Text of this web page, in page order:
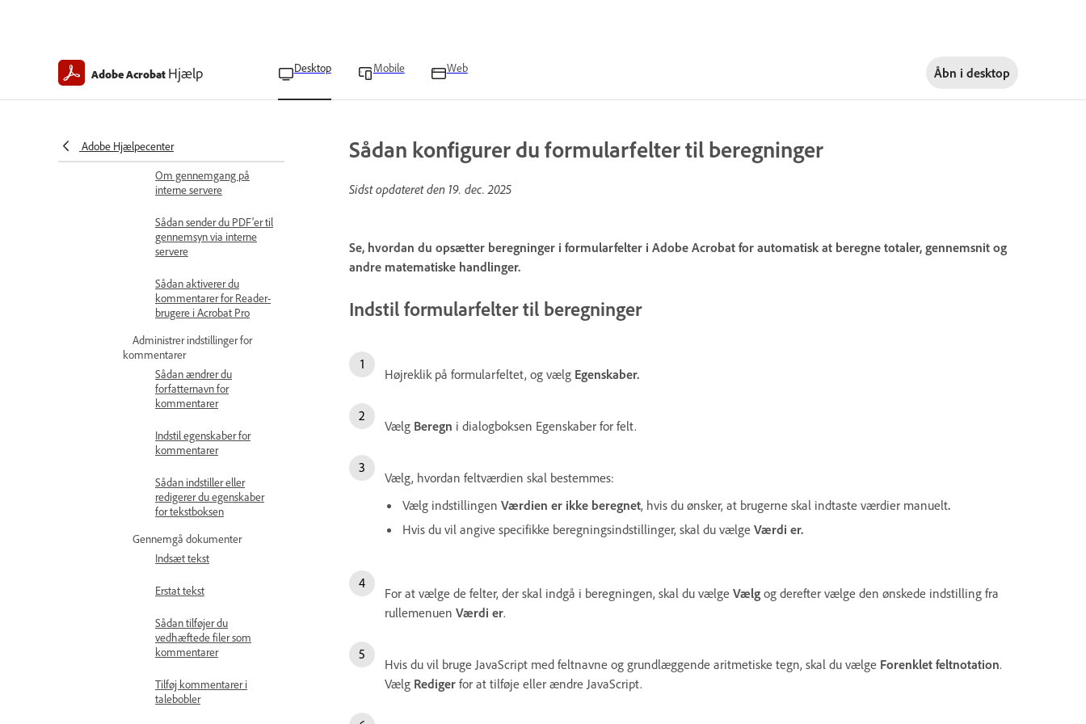
Adobe Acrobat Hjælp Desktop Mobile Web Åbn i desktop
Adobe HjælpecenterDel PDF'er via mail
Om gennemgang på
interne servere
Sådan sender du PDF'er til
gennemsyn via interne
servere
Sådan aktiverer du
kommentarer for Reader-
brugere i Acrobat Pro
Administrer indstillinger for
kommentarer
Sådan ændrer du
forfatternavn for
kommentarer
Indstil egenskaber for
kommentarer
Sådan indstiller eller
redigerer du egenskaber
for tekstboksen
Gennemgå dokumenter
Indsæt tekst
Erstat tekst
Sådan tilføjer du
vedhæftede filer som
kommentarer
Tilføj kommentarer i
talebobler
Sådan konfigurer du formularfelter til beregninger
Sidst opdateret den 19. dec. 2025
Se, hvordan du opsætter beregninger i formularfelter i Adobe Acrobat for automatisk at beregne totaler, gennemsnit og
andre matematiske handlinger.
Indstil formularfelter til beregninger
Højreklik på formularfeltet, og vælg Egenskaber.
Vælg Beregn i dialogboksen Egenskaber for felt.
Vælg, hvordan feltværdien skal bestemmes:
Vælg indstillingen Værdien er ikke beregnet, hvis du ønsker, at brugerne skal indtaste værdier manuelt.
Hvis du vil angive specifikke beregningsindstillinger, skal du vælge Værdi er.
For at vælge de felter, der skal indgå i beregningen, skal du vælge Vælg og derefter vælge den ønskede indstilling fra
rullemenuen Værdi er.
Hvis du vil bruge JavaScript med feltnavne og grundlæggende aritmetiske tegn, skal du vælge Forenklet feltnotation.
Vælg Rediger for at tilføje eller ændre JavaScript.